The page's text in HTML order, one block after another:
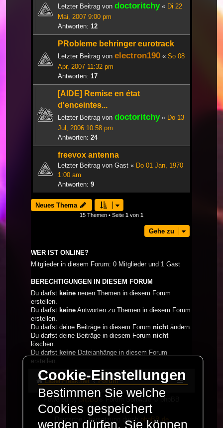
Letzter Beitrag von doctoritchy« Di 22
Mai, 2007 9:00 pm
Antworten: 12
PRobleme behringer eurotrack
Letzter Beitrag von electron190 « So 08
Apr, 2007 11:32 pm
Antworten: 17
[AIDE] Remise en état
d'enceintes...
Letzter Beitrag von doctoritchy« Do 13
Jul, 2006 10:58 pm
Antworten: 24
freevox antenna
Letzter Beitrag von Gast « Do 01 Jan, 1970
1:00 am
Antworten: 9
Neues Thema
15 Themen • Seite 1 von 1
Gehe zu
WER IST ONLINE?
Mitglieder in diesem Forum: 0 Mitglieder und 1 Gast
BERECHTIGUNGEN IN DIESEM FORUM
Du darfst keine neuen Themen in diesem Forum
erstellen.
Du darfst keine Antworten zu Themen in diesem Forum
erstellen.
Du darfst deine Beiträge in diesem Forum nichtändern.
Du darfst deine Beiträge in diesem Forum nicht
löschen.
Du darfst keine Dateianhänge in diesem Forum
erstellen.
LaserFreak.net Forum
Powered byphpBB ® Forum Software © phpBB
Limited
Deutsche Übersetzung durch phpBB.de
Cookie-Einstellungen
Bestimmen Sie welche
Cookies gespeichert
werden dürfen. Sie können